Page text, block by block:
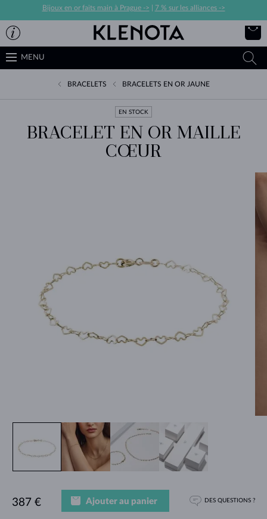
Bijoux en or faits main à Prague -> 7 % sur les alliances ->
MENU
BRACELETS BRACELETS EN OR JAUNE
EN STOCK
BRACELET EN OR MAILLE
CŒUR
387 € Ajouter au panier DES QUESTIONS ?